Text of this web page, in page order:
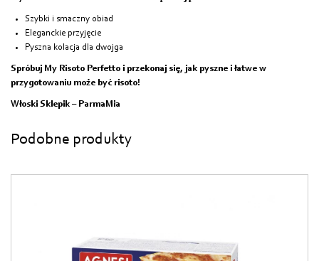
Szybki i smaczny obiad
Eleganckie przyjęcie
Pyszna kolacja dla dwojga
Spróbuj My Risoto Perfetto i przekonaj się, jak pyszne i łatwe w
przygotowaniu może być risoto!
Włoski Sklepik – ParmaMia
Podobne produkty